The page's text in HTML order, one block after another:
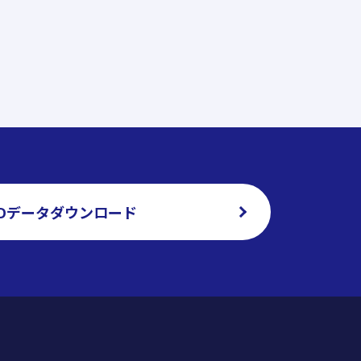
データダウンロード